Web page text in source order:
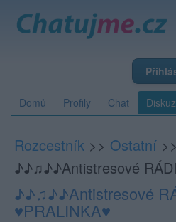
Domů Profily Chat
Rozcestník >> Ostatní >>
♪♪♫♪♪Antistresové
♪♪♫♪♪Antistresové
♥PRALINKA♥